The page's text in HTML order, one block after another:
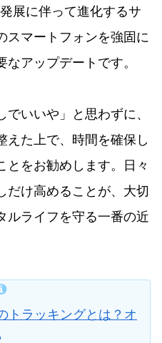
展に伴って進化するサ
スマートフォンを強固に
アップデートです。
でいいや」と思わずに、
えた上で、時間を確保し
とをお勧めします。日々
だけ高めることが、大切
ルライフを守る一番の近
トラッキングとは？オ